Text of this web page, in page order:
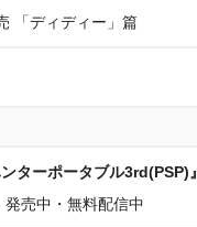
「ディディー」篇
ターポータブル3rd(PSP)』
売中・無料配信中